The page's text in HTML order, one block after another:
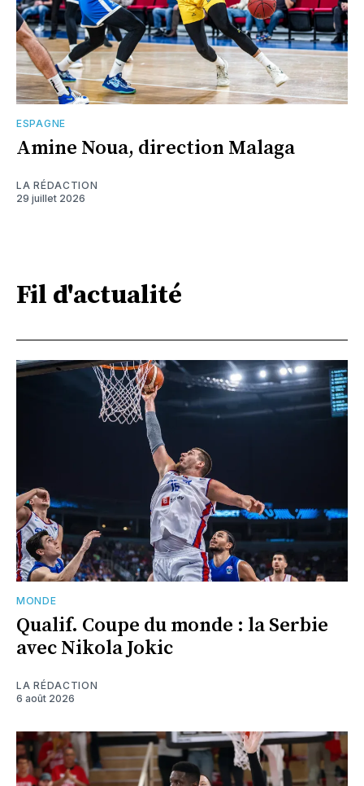
ESPAGNE
Amine Noua, direction Malaga
LA RÉDACTION
29 juillet 2026
Fil d'actualité
MONDE
Qualif. Coupe du monde : la Serbie
avec Nikola Jokic
LA RÉDACTION
6 août 2026